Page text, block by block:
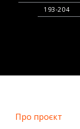
193-204
Про проєкт